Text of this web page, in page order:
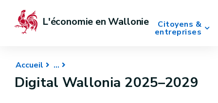
Citoyens &
entreprises
L'économie en Wallonie
Accueil
Digital Wallonia 2025–2029